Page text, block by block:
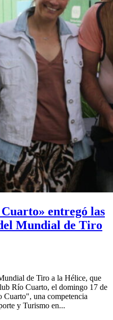
entregó las
Mundial de Tiro
de Tiro a la Hélice, que
Río Cuarto, el domingo 17 de
Cuarto", una competencia
y Turismo en...